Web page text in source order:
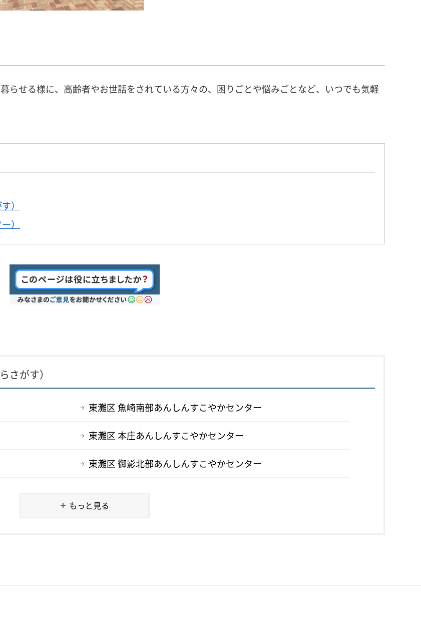
らせる様に、高齢者やお世話をされている方々の、困りごとや悩みごとなど、いつでも気軽
）
）
さがす）
東灘区 魚崎南部あんしんすこやかセンター
東灘区 本庄あんしんすこやかセンター
東灘区 御影北部あんしんすこやかセンター
もっと見る